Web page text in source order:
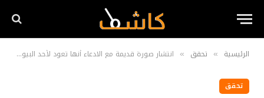
الرئيسية » تحقق » انتشار صورة قديمة مع الادعاء أنها تعود لأحد البيوت المتضررة بفعل الهزة الأرضية في قرية صرة بنابلس
تحقق